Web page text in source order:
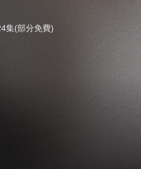
集(部分免費)